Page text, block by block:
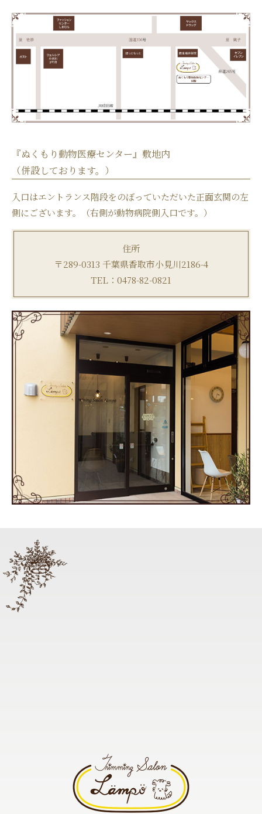
『ぬくもり動物医療センター』敷地内
（併設しております。）
入口はエントランス階段をのぼっていただいた正面玄関の左
側にございます。（右側が動物病院側入口です。）
住所
〒289-0313 千葉県香取市小見川2186-4
TEL：0478-82-0821